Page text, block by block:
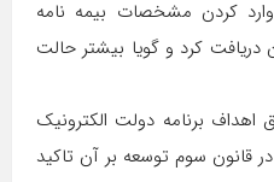
کردن مشخصات بیمه نامه
کرد و گویا بیشتر حالت
اهداف برنامه دولت الکترونیک
قانون سوم توسعه بر آن تاکید